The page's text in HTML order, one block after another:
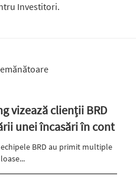
Investitori.
vizează clienții BRD
unei încasări în cont
BRD au primit multiple